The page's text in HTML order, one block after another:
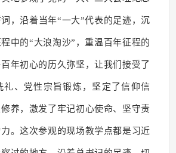
，沿着当年“一大”代表的足迹，沉
中的“大浪淘沙”，重温百年征程的
年初心的历久弥坚，让我们接受了
礼、党性宗旨锻炼，坚定了信仰信
养，激发了牢记初心使命、坚守责
。这次参观的现场教学点都是习近